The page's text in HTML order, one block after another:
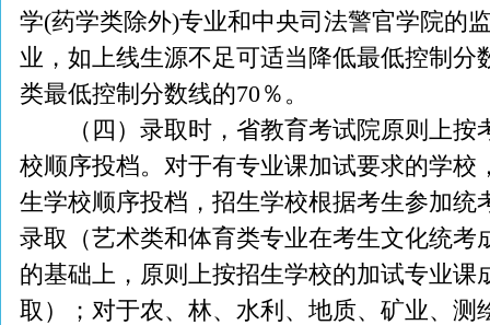
学(药学类除外)专业和中央司法警官学院的
业，如上线生源不足可适当降低最低控制分
类最低控制分数线的70％。
（四）录取时，省教育考试院原则上按
校顺序投档。对于有专业课加试要求的学校
生学校顺序投档，招生学校根据考生参加统
录取（艺术类和体育类专业在考生文化统考
的基础上，原则上按招生学校的加试专业课
取）；对于农、林、水利、地质、矿业、测